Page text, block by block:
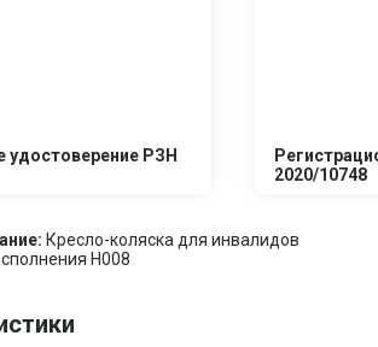
удостоверение РЗН
2020/10748
Кресло-коляска для инвалидов
H008